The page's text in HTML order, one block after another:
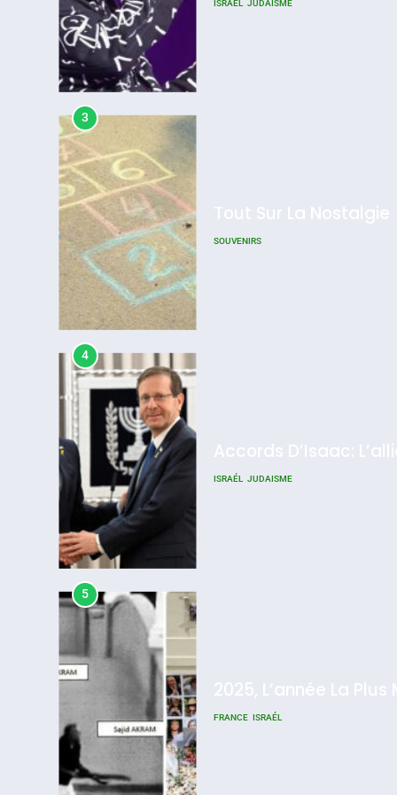
D’ADL Contre
Admin
ISRAÉL JUDAISME
3
SOUVENIRS
4
ISRAÉL JUDAISME
5
FRANCE ISRAÉL